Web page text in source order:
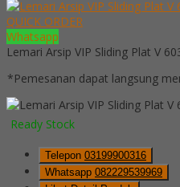
QUICK ORDER
Whatsapp
Lemari Arsip VIP Sliding Plat V
*Pemesanan dapat langsung
Ready Stock
Telepon 03199900316
Whatsapp 082229539969